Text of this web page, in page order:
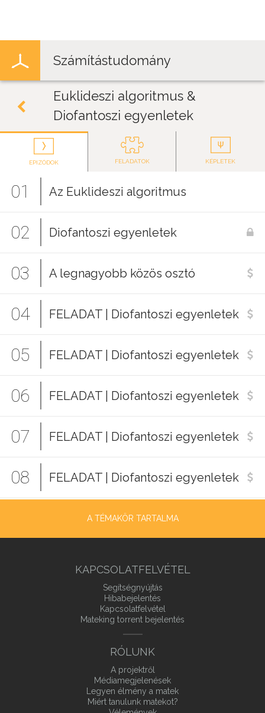
Számítástudomány
Euklideszi algoritmus &
Diofantoszi egyenletek
EPIZÓDOK FELADATOK KÉPLETEK
01 Az Euklideszi algoritmus
02 Diofantoszi egyenletek
03 A legnagyobb közös osztó
04 FELADAT | Diofantoszi egyenletek
05 FELADAT | Diofantoszi egyenletek
06 FELADAT | Diofantoszi egyenletek
07 FELADAT | Diofantoszi egyenletek
08 FELADAT | Diofantoszi egyenletek
A TÉMAKÖR TARTALMA
KAPCSOLATFELVÉTEL
Segítségnyújtás
Hibabejelentés
Kapcsolatfelvétel
Mateking torrent bejelentés
RÓLUNK
A projektről
Médiamegjelenések
Legyen élmény a matek
Miért tanulunk matekot?